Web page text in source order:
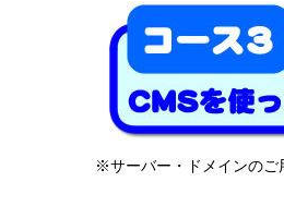
※サーバー・ドメインのご